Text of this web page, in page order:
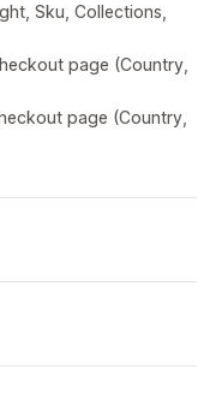
Sku, Collections,
page (Country,
page (Country,